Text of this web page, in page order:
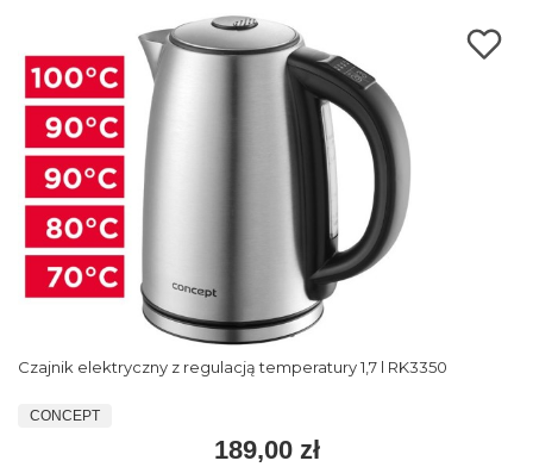
Czajnik elektryczny z regulacją temperatury 1,7 l RK3350
CONCEPT
189,00 zł